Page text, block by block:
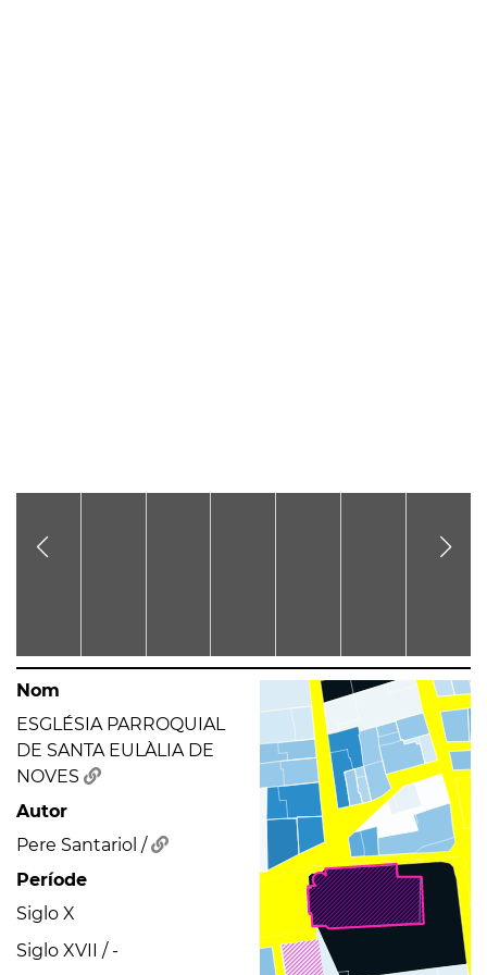
Nom
ESGLÉSIA PARROQUIAL
DE SANTA EULÀLIA DE
NOVES
Autor
Pere Santariol /
Període
Siglo X
Siglo XVII / -